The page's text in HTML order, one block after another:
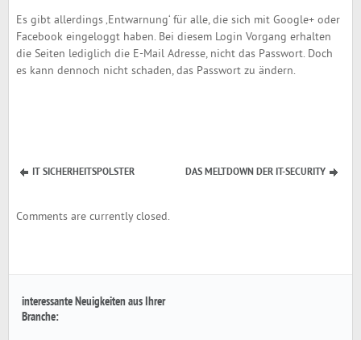
Es gibt allerdings ‚Entwarnung‘ für alle, die sich mit Google+ oder
Facebook eingeloggt haben. Bei diesem Login Vorgang erhalten
die Seiten lediglich die E-Mail Adresse, nicht das Passwort. Doch
es kann dennoch nicht schaden, das Passwort zu ändern.
IT SICHERHEITSPOLSTER DAS MELTDOWN DER IT-SECURITY
Comments are currently closed.
interessante Neuigkeiten aus Ihrer
Branche: